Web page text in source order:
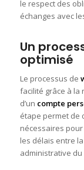
le respect des
échanges avec
Un
optimisé
Le processus de
facilité grâce à la
d’un compte
étape permet de
nécessaires
les délais entre
administrative du